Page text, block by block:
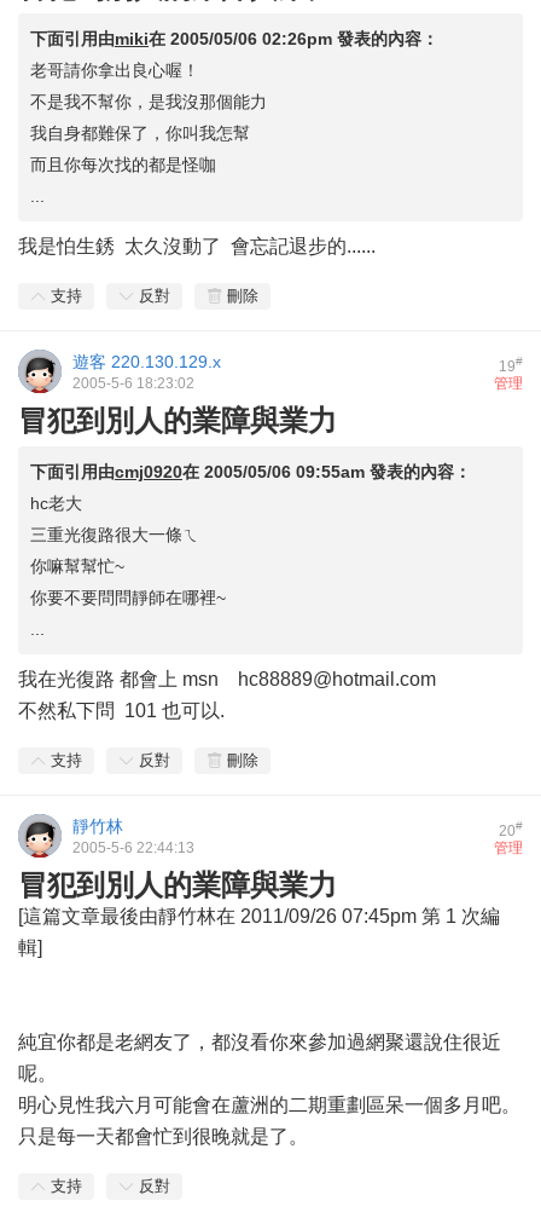
下面引用由miki在 2005/05/06 02:26pm 發表的內容：
老哥請你拿出良心喔！
不是我不幫你，是我沒那個能力
我自身都難保了，你叫我怎幫
而且你每次找的都是怪咖
我是怕生銹 太久沒動了 會忘記退步的......
支持 反對 刪除
19#
遊客 220.130.129.x
管理
2005-5-6 18:23:02
冒犯到別人的業障與業力
下面引用由cmj0920在 2005/05/06 09:55am 發表的內容：
hc老大
三重光復路很大一條ㄟ
你嘛幫幫忙~
你要不要問問靜師在哪裡~
我在光復路 都會上 msn hc88889@hotmail.com
不然私下問 101 也可以.
支持 反對 刪除
20#
靜竹林
管理
2005-5-6 22:44:13
冒犯到別人的業障與業力
[這篇文章最後由靜竹林在 2011/09/26 07:45pm 第 1 次編
輯]
純宜你都是老網友了，都沒看你來參加過網聚還說住很近
呢。
明心見性我六月可能會在蘆洲的二期重劃區呆一個多月吧。
只是每一天都會忙到很晚就是了。
支持 反對